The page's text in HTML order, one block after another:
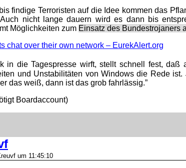
findige Terroristen auf die Idee kommen das
nicht lange dauern wird es dann bis
Möglichkeiten zum Einsatz des Bundestrojaners
chat over their own network – EurekAlert.org
in die Tagespresse wirft, stellt schnell fest, daß
und Unstabilitäten von Windows die Rede
das weiß, dann ist das grob fahrlässig.”
Boardaccount)
um 11:45:10